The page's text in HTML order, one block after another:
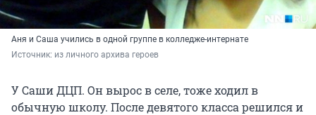
Аня и Саша учились в одной группе в колледже-интернате
Источник: из личного архива героев
У Саши ДЦП. Он вырос в селе, тоже ходил в
обычную школу. После девятого класса решился и